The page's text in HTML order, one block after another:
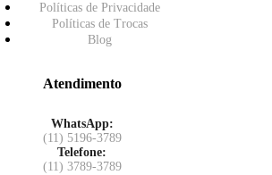
Políticas de Privacidade
Políticas de Trocas
Blog
Atendimento
WhatsApp:
(11) 5196-3789
Telefone:
(11) 3789-3789